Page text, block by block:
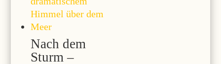
Nach dem
Sturm –